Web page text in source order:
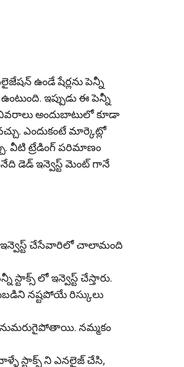
ఉండే షేర్లను పెన్నీ
ఇప్పుడు ఈ పెన్నీ
అందుబాటులో కూడా
ఎందుకంటే మార్కెట్లో
వీటి ట్రేడింగ్ పరిమాణం
డెడ్ ఇన్వెస్ట్ మెంట్ గానే
ఇన్వెస్ట్ చేసేవారిలో చాలామంది
లో ఇన్వెస్ట్ చేస్తారు.
నష్టపోయే రిస్కులు
నమ్మకం
స్టాక్స్ ని ఎనలైజ్ చేసి,